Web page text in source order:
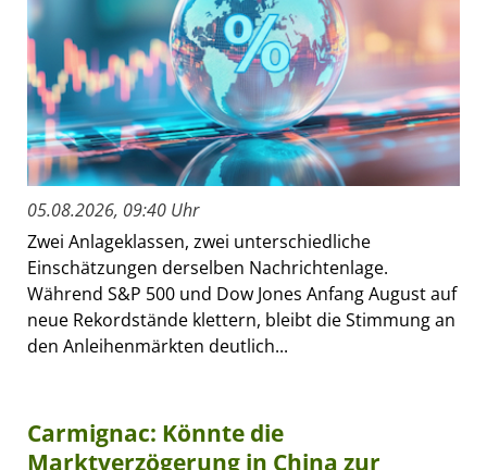
05.08.2026, 09:40 Uhr
Zwei Anlageklassen, zwei unterschiedliche
Einschätzungen derselben Nachrichtenlage.
Während S&P 500 und Dow Jones Anfang August auf
neue Rekordstände klettern, bleibt die Stimmung an
den Anleihenmärkten deutlich...
Carmignac: Könnte die
Marktverzögerung in China zur